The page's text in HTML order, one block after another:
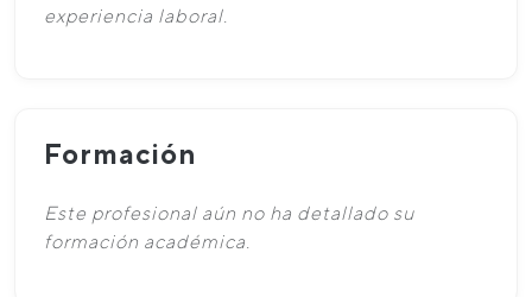
experiencia laboral.
Formación
Este profesional aún no ha detallado su
formación académica.